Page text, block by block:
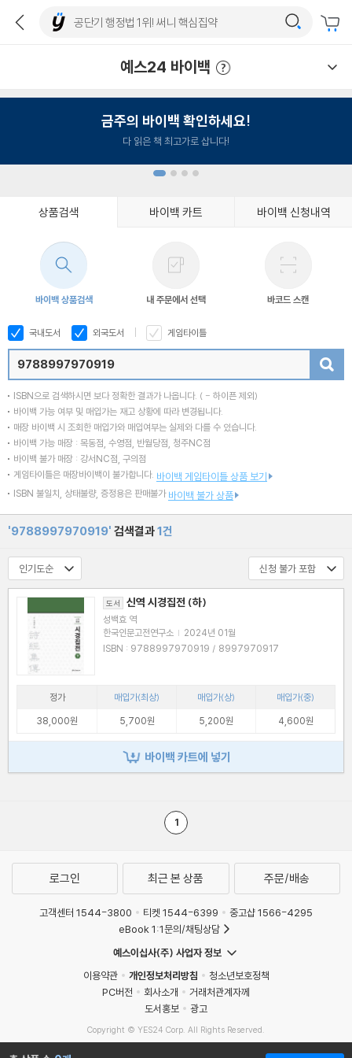
예스24 바이백
금주의 바이백 확인하세요!
다 읽은 책 최고가로 삽니다!
상품검색 바이백 카트 바이백 신청내역
바이백 상품검색 내 주문에서 선택 바코드 스캔
국내도서 외국도서 게임타이틀
ISBN으로 검색하시면 보다 정확한 결과가 나옵니다. ( - 하이픈 제외)
바이백 가능 여부 및 매입가는 재고 상황에 따라 변경됩니다.
매장 바이백 시 조회한 매입가와 매입여부는 실제와 다를 수 있습니다.
바이백 가능 매장 : 목동점, 수영점, 반월당점, 청주NC점
바이백 불가 매장 : 강서NC점, 구의점
게임타이틀은 매장바이백이 불가합니다. 바이백 게임타이틀 상품 보기
ISBN 불일치, 상태불량, 증정용은 판매불가 바이백 불가 상품
'9788997970919' 검색결과1건
도서 신역 시경집전 (하)
성백효 역
한국인문고전연구소 | 2024년 01월
ISBN : 9788997970919 / 8997970917
정가 매입가(최상) 매입가(상)
매입가(중)
38,000원
5,700원 5,200원 4,600원
바이백 카트에 넣기
1
로그인 최근 본 상품 주문/배송
고객센터 1544-3800 티켓 1544-6399
중고샵 1566-4295
eBook 1:1문의/채팅상담
예스이십사(주) 사업자 정보
이용약관
개인정보처리방침
청소년보호정책
PC버전
회사소개
거래처관계자께
도서홍보
광고
Copyright © YES24 Corp. All Rights Reserved.
MATOM12